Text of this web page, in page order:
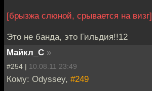
[брызжа слюной, срывается на визг]
Это не банда, это Гильдия!!12
Майкл_С »
#254 | 10.08.11 23:49
Кому: Odyssey, #249